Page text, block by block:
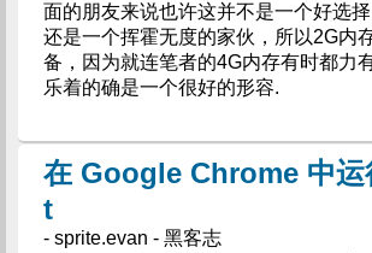
面的朋友来说也许这并不是一个好选
还是一个挥霍无度的家伙，所以2G内
备，因为就连笔者的4G内存有时都力
乐着的确是一个很好的形容.
在 Google Chrome 中运
t
- sprite.evan - 黑客志